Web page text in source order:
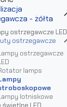
- żółta
ostrzegawcze LED
ostrzegawcze
ostrzegawcze
lamps
lotniskowe
świetlne LED